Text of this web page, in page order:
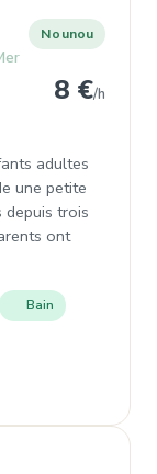
Nounou
8 €/h
adultes
une petite
depuis trois
ont
Bain